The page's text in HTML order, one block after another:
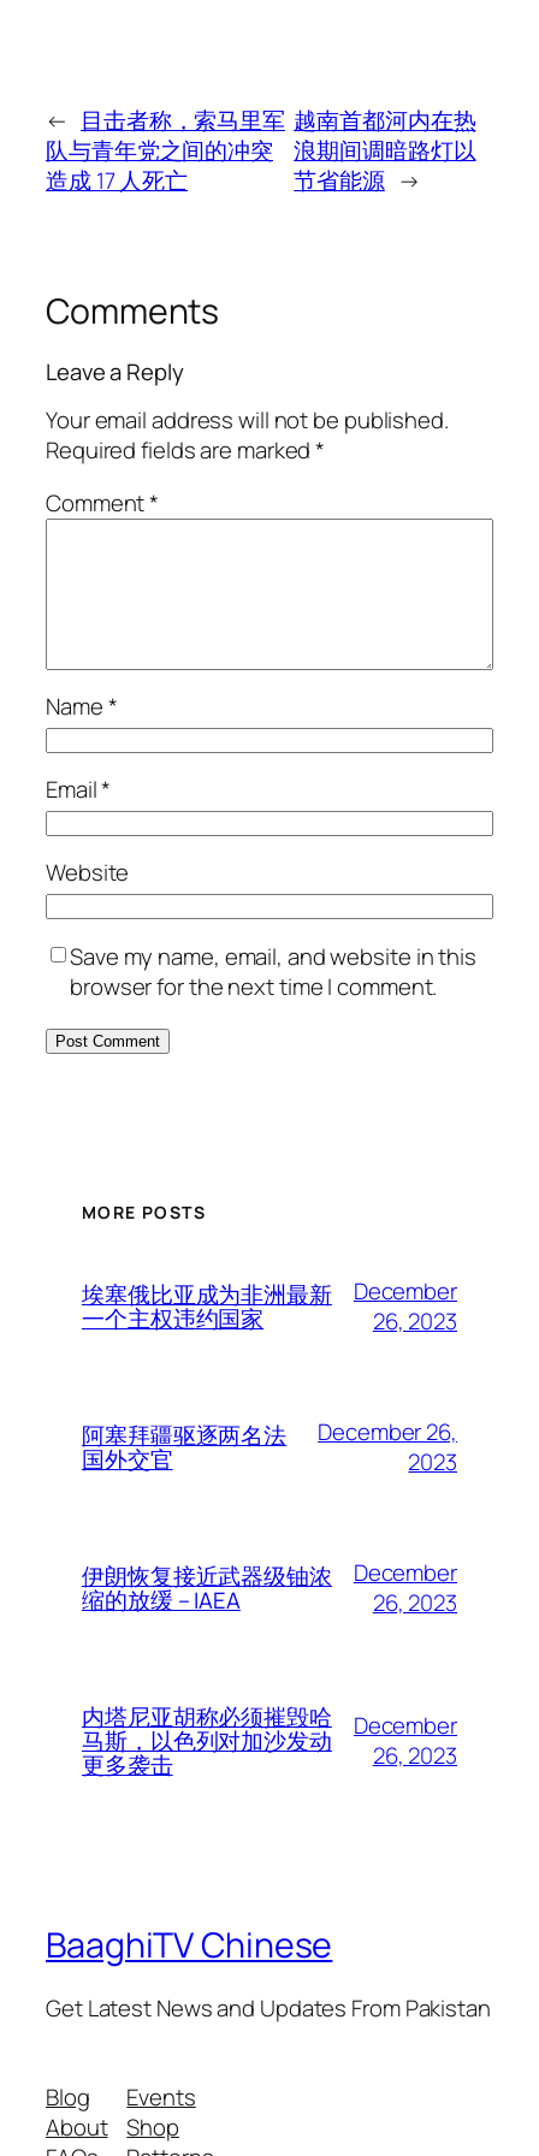
← 目击者称，索马里军
队与青年党之间的冲突
造成 17 人死亡
越南首都河内在热
浪期间调暗路灯以
节省能源 →
Comments
Leave a Reply
Your email address will not be published.
Required fields are marked*
Comment*
Name*
Email*
Website
Save my name, email, and website in this
browser for the next time I comment.
MORE POSTS
埃塞俄比亚成为非洲最新
一个主权违约国家
December
26, 2023
阿塞拜疆驱逐两名法
国外交官
December 26,
2023
伊朗恢复接近武器级铀浓
缩的放缓 – IAEA
December
26, 2023
内塔尼亚胡称必须摧毁哈
马斯，以色列对加沙发动
更多袭击
December
26, 2023
BaaghiTV Chinese
Get Latest News and Updates From Pakistan
Blog
About
Events
Shop